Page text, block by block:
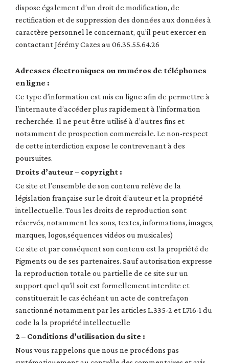
dispose également d’un droit de modification, de
rectification et de suppression des données aux données à
caractère personnel le concernant, qu’il peut exercer en
contactant Jérémy Cazes au 06.35.55.64.26
Adresses électroniques ou numéros de téléphones
en ligne :
Ce type d’information est mis en ligne afin de permettre à
l’internaute d’accéder plus rapidement à l’information
recherchée. Il ne peut être utilisé à d’autres fins et
notamment de prospection commerciale. Le non-respect
de cette interdiction expose le contrevenant à des
poursuites.
Droits d’auteur – copyright :
Ce site et l’ensemble de son contenu relève de la
législation française sur le droit d’auteur et la propriété
intellectuelle. Tous les droits de reproduction sont
réservés, notamment les sons, textes, informations, images,
marques, logos,séquences vidéos ou musicales)
Ce site et par conséquent son contenu est la propriété de
Pigments ou de ses partenaires. Sauf autorisation expresse
la reproduction totale ou partielle de ce site sur un
support quel qu’il soit est formellement interdite et
constituerait le cas échéant un acte de contrefaçon
sanctionné notamment par les articles L.335-2 et L716-1 du
code la la propriété intellectuelle
2 – Conditions d’utilisation du site :
Nous vous rappelons que nous ne procédons pas